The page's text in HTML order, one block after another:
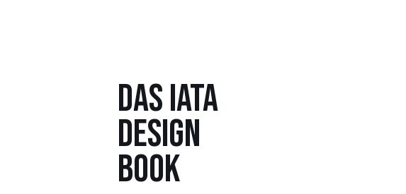
Das IATA
Design
Book